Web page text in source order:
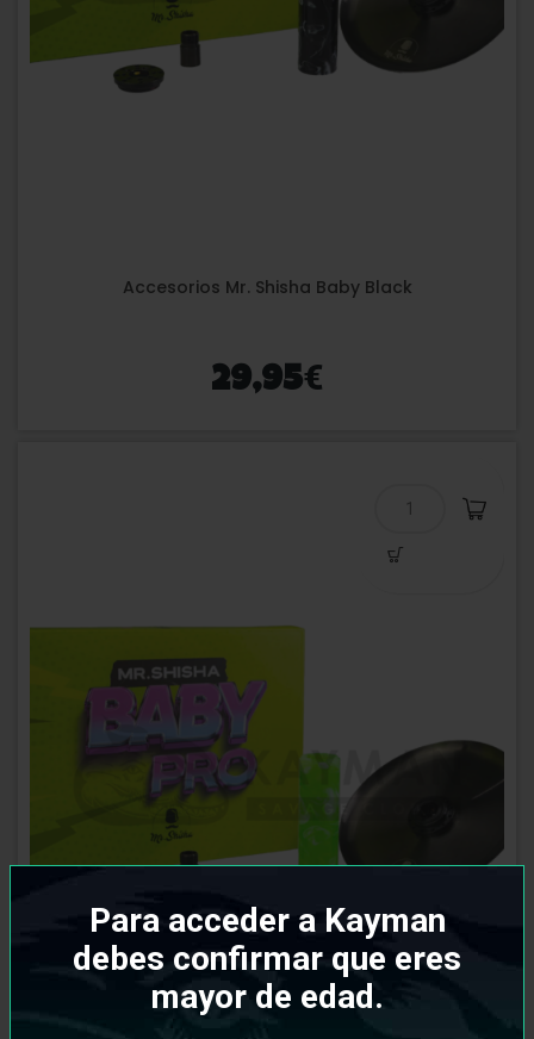
Para acceder a Kayman
debes confirmar que eres
mayor de edad.
Accesorios Mr. Shisha Baby Black
29,95€